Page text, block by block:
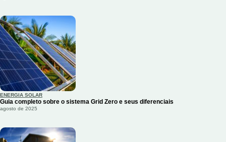
ENERGIA SOLAR
Guia completo sobre o sistema Grid Zero e seus diferenciais
agosto de 2025